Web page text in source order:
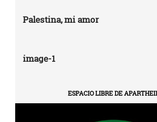
Palestina, mi amor
image-1
ESPACIO LIBRE DE